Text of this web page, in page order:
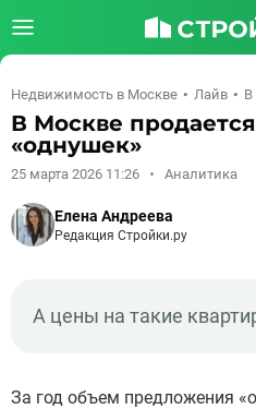
Недвижимость в Москве Лайв В
В Москве
«однушек»
25 марта 2026 11:26 Аналитика
Елена Андреева
Редакция Стройки.ру
А цены на такие
За год объем предложения